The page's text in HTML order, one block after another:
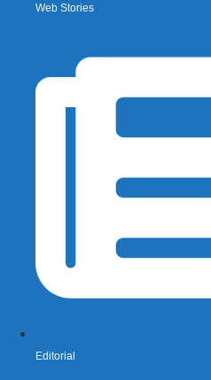
Web Stories
Editorial